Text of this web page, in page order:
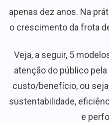
apenas dez anos. Na
o crescimento da frota
Veja, a seguir, 5
atenção do público
custo/benefício, ou
sustentabilidade,
e